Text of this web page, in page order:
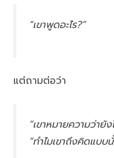
“เขาพูดอะไร?”
แต่ถามต่อว่า
“เขาหมายความว่ายัง
“ทำไมเขาถึงคิดแบบ